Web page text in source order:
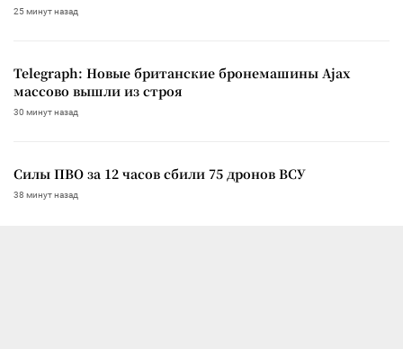
25 минут назад
Telegraph: Новые британские бронемашины Ajax
массово вышли из строя
30 минут назад
Силы ПВО за 12 часов сбили 75 дронов ВСУ
38 минут назад